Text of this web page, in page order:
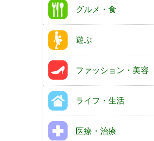
グルメ・食
遊ぶ
ファッション・美容
ライフ・生活
医療・治療